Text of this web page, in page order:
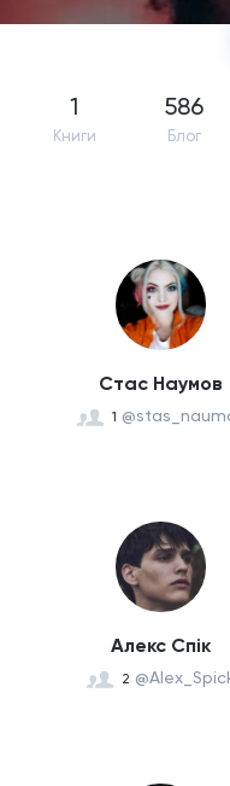
1
Книги
586
Блог
Стас Наумов
1
Алекс Спік
2